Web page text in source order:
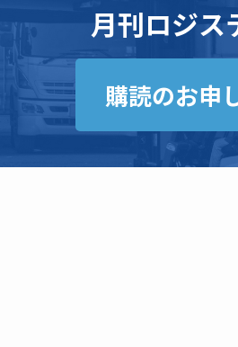
月刊ロジス
購読のお申